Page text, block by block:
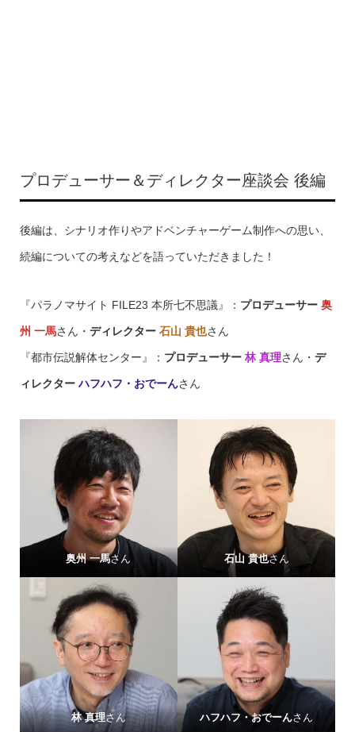
プロデューサー＆ディレクター座談会 後編
後編は、シナリオ作りやアドベンチャーゲーム制作への思い、
続編についての考えなどを語っていただきました！
『パラノマサイト FILE23 本所七不思議』： プロデューサー 奥
州 一馬さん・ ディレクター 石山 貴也さん
『都市伝説解体センター』： プロデューサー 林 真理さん・ デ
ィレクターハフハフ・おでーんさん
奥州 一馬さん 石山 貴也さん
林 真理さん ハフハフ・おでーんさん